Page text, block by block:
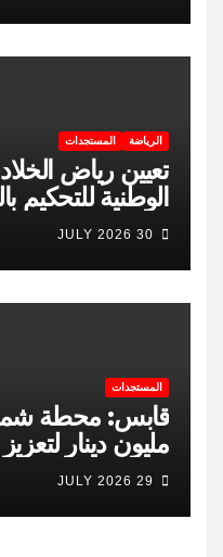
الرياضة المستجدات
تعيين رياض
الوطنية للتحكيم
السلة
30 JULY 2026
المستجدات
مليون دينار
وخلق 400 موطن شغل
29 JULY 2026